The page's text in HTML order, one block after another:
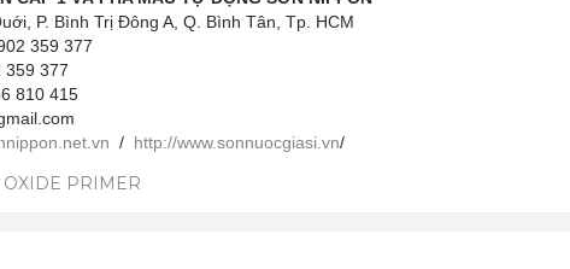
P. Bình Trị Đông A, Q. Bình Tân, Tp. HCM
359 377
359 377
810 415
/ http://www.sonnuocgiasi.vn/
PRIMER